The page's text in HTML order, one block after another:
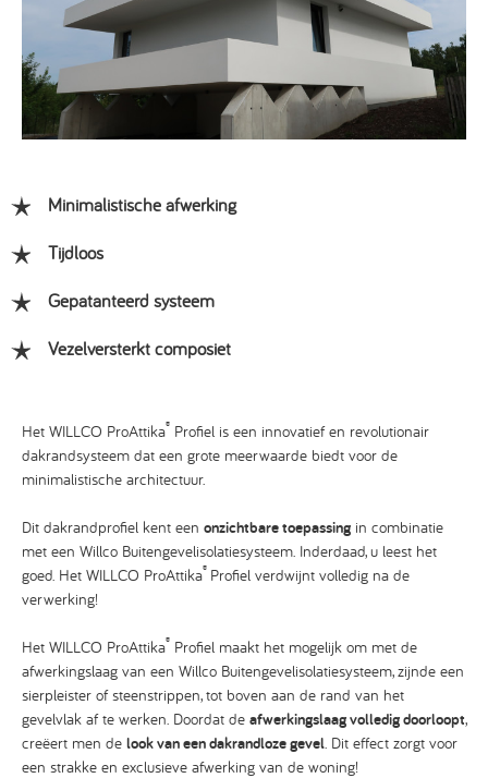
Minimalistische afwerking
Tijdloos
Gepatanteerd systeem
Vezelversterkt composiet
Het WILLCO ProAttika® Profiel is een innovatief en revolutionair
dakrandsysteem dat een grote meerwaarde biedt voor de
minimalistische architectuur.
Dit dakrandprofiel kent een onzichtbare toepassing in combinatie
met een Willco Buitengevelisolatiesysteem. Inderdaad, u leest het
goed. Het WILLCO ProAttika® Profiel verdwijnt volledig na de
verwerking!
Het WILLCO ProAttika® Profiel maakt het mogelijk om met de
afwerkingslaag van een Willco Buitengevelisolatiesysteem, zijnde een
sierpleister of steenstrippen, tot boven aan de rand van het
gevelvlak af te werken. Doordat de afwerkingslaag volledig doorloopt,
creëert men de look van een dakrandloze gevel . Dit effect zorgt voor
een strakke en exclusieve afwerking van de woning!